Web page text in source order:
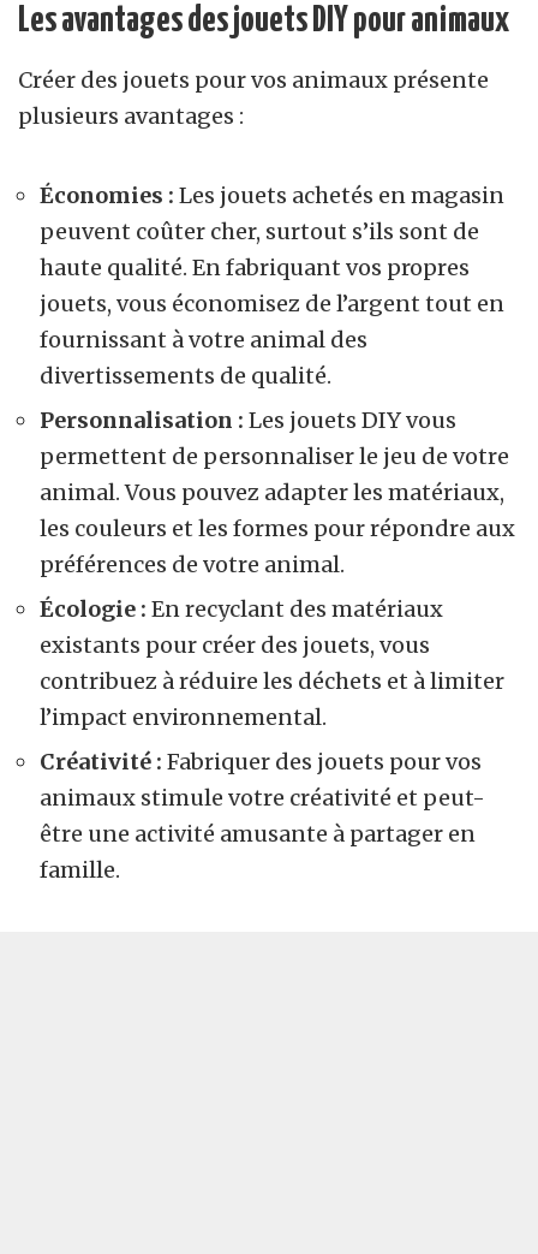
Les avantages des jouets DIY pour animaux
Créer des jouets pour vos animaux présente
plusieurs avantages :
Économies : Les jouets achetés en magasin
peuvent coûter cher, surtout s’ils sont de
haute qualité. En fabriquant vos propres
jouets, vous économisez de l’argent tout en
fournissant à votre animal des
divertissements de qualité.
Personnalisation : Les jouets DIY vous
permettent de personnaliser le jeu de votre
animal. Vous pouvez adapter les matériaux,
les couleurs et les formes pour répondre aux
préférences de votre animal.
Écologie : En recyclant des matériaux
existants pour créer des jouets, vous
contribuez àréduire les déchets et à limiter
l’impact environnemental.
Créativité : Fabriquer des jouets pour vos
animaux stimule votre créativité et peut-
être une activité amusante à partager en
famille.